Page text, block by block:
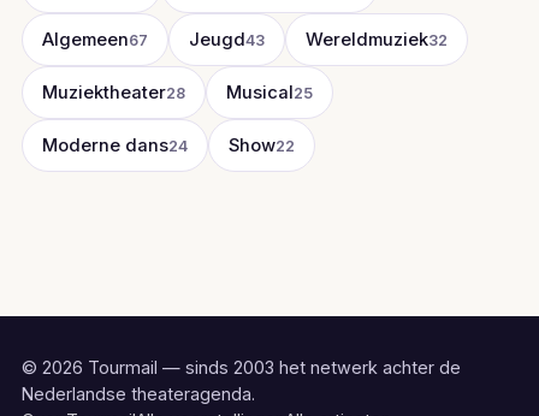
Algemeen67 Jeugd43 Wereldmuziek32
Muziektheater28 Musical25
Moderne dans24 Show22
© 2026 Tourmail — sinds 2003 het netwerk achter de
Nederlandse theateragenda.